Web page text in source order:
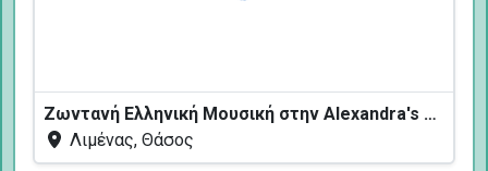
Ζωντανή Ελληνική Μουσική στην Alexandra's Restaurant
Λιμένας, Θάσος